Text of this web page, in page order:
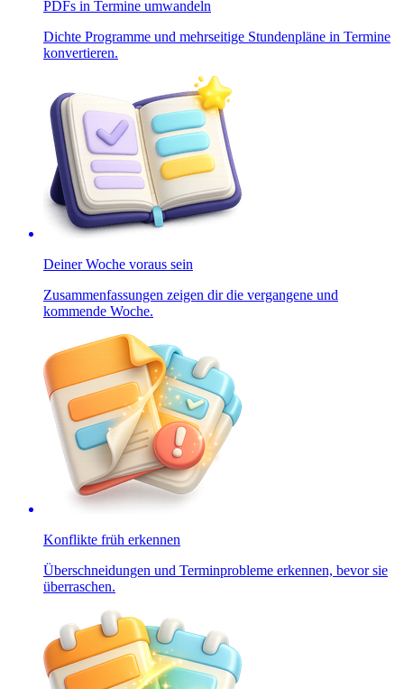
PDFs in Termine umwandeln
Dichte Programme und mehrseitige Stundenpläne in Termine
konvertieren.
Deiner Woche voraus sein
Zusammenfassungen zeigen dir die vergangene und
kommende Woche.
Konflikte früh erkennen
Überschneidungen und Terminprobleme erkennen, bevor sie
überraschen.